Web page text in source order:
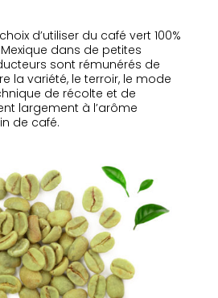
d’utiliser du café vert 100%
dans de petites
sont rémunérés de
la variété, le terroir, le mode
de récolte et de
largement à l’arôme
de café.